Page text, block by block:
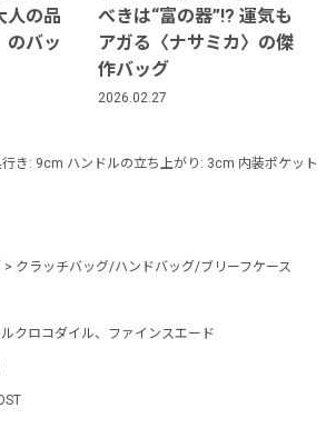
人の品
のバッ
べきは“富の器”!? 運気も
アガる〈ナサミカ〉の傑
作バッグ
2026.02.27
き: 9cm ハンドルの立ち上がり: 3cm 内装ポケット
> クラッチバッグ/ハンドバッグ/ブリーフケース
クロコダイル、ファインスエード